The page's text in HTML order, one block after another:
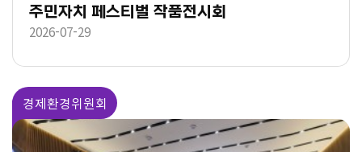
주민자치 페스티벌 작품전시회
2026-07-29
경제환경위원회